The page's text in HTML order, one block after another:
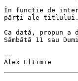
În funcție de
părți ale titlului.
Ca dată, propun a
Sâmbătă 11 sau
--